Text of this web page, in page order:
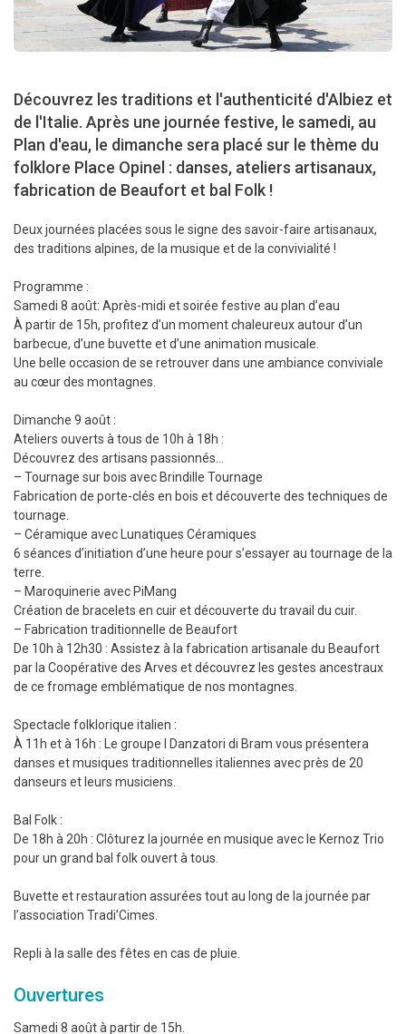
Découvrez les traditions et l'authenticité d'Albiez et
de l'Italie. Après une journée festive, le samedi, au
Plan d'eau, le dimanche sera placé sur le thème du
folklore Place Opinel : danses, ateliers artisanaux,
fabrication de Beaufort et bal Folk !
Deux journées placées sous le signe des savoir-faire artisanaux,
des traditions alpines, de la musique et de la convivialité !
Programme :
Samedi 8 août: Après-midi et soirée festive au plan d’eau
À partir de 15h, profitez d’un moment chaleureux autour d’un
barbecue, d’une buvette et d’une animation musicale.
Une belle occasion de se retrouver dans une ambiance conviviale
au cœur des montagnes.
Dimanche 9 août :
Ateliers ouverts à tous de 10h à 18h :
Découvrez des artisans passionnés…
– Tournage sur bois avec Brindille Tournage
Fabrication de porte-clés en bois et découverte des techniques de
tournage.
– Céramique avec Lunatiques Céramiques
6 séances d’initiation d’une heure pour s’essayer au tournage de la
terre.
– Maroquinerie avec PiMang
Création de bracelets en cuir et découverte du travail du cuir.
– Fabrication traditionnelle de Beaufort
De 10h à 12h30 : Assistez à la fabrication artisanale du Beaufort
par la Coopérative des Arves et découvrez les gestes ancestraux
de ce fromage emblématique de nos montagnes.
Spectacle folklorique italien :
À 11h et à 16h : Le groupe I Danzatori di Bram vous présentera
danses et musiques traditionnelles italiennes avec près de 20
danseurs et leurs musiciens.
Bal Folk :
De 18h à 20h : Clôturez la journée en musique avec le Kernoz Trio
pour un grand bal folk ouvert à tous.
Buvette et restauration assurées tout au long de la journée par
l’association Tradi’Cimes.
Repli à la salle des fêtes en cas de pluie.
Ouvertures
Samedi 8 août à partir de 15h.